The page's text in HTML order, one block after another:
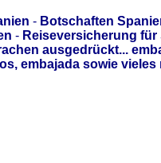
- Botschaften
- Reiseversicherung für
ausgedrückt...
embajada sowie vieles